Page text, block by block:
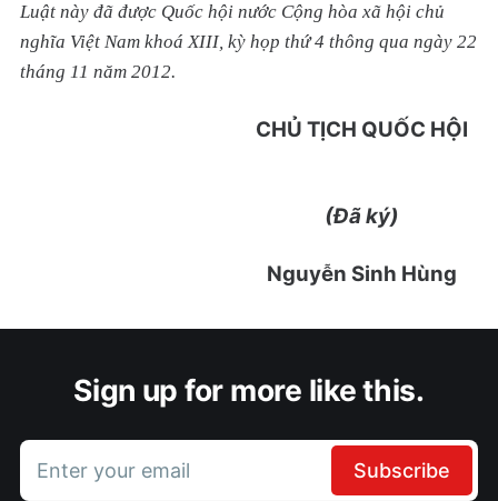
Luật này đã được Quốc hội nước Cộng hòa xã hội chủ
nghĩa Việt Nam khoá XIII, kỳ họp thứ 4 thông qua ngày 22
tháng 11 năm 2012.
CHỦ TỊCH QUỐC HỘI
(Đã ký)
Nguyễn Sinh Hùng
Sign up for more like this.
Enter your email Subscribe